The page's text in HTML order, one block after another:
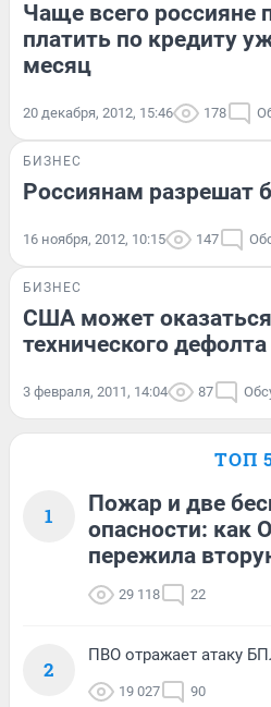
Чаще всего россияне
платить по кредиту
месяц
20 декабря, 2012, 15:46 178
БИЗНЕС
Россиянам разрешат
16 ноября, 2012, 10:15 147
БИЗНЕС
США может оказаться
технического дефолта
3 февраля, 2011, 14:04 87
ТОП
1
Пожар и две
опасности: как
пережила
29 118 22
2
ПВО отражает атаку
19 027 90